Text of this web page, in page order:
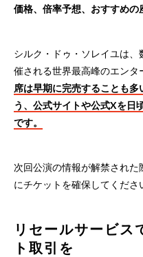
価格、倍率予想、おすすめの
シルク・ドゥ・ソレイユは
催される世界最高峰のエンタ
席は早期に完売することも
う、公式サイトや公式Xを日
です。
次回公演の情報が解禁され
にチケットを確保してくださ
リセールサービス
ト取引を